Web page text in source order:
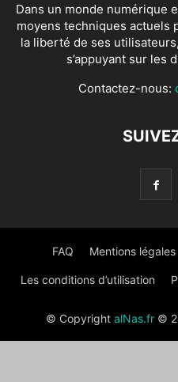
Dans un monde numérique
moyens techniques actuels
la liberté de ses
s’appuyant sur les
Contactez-nous:
FAQ Mentions légales
Les conditions d’utilisation
© Copyright alNas.fr©